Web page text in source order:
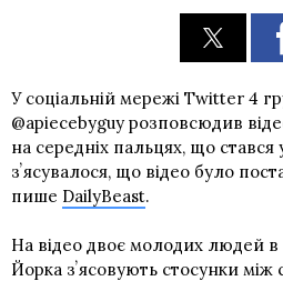
У соціальній мережі Twitter 4
@apiecebyguy розповсюдив
на середніх пальцях, що
зʼясувалося, що відео було
пише DailyBeast.
На відео двоє молодих людей
Йорка зʼясовують стосунки